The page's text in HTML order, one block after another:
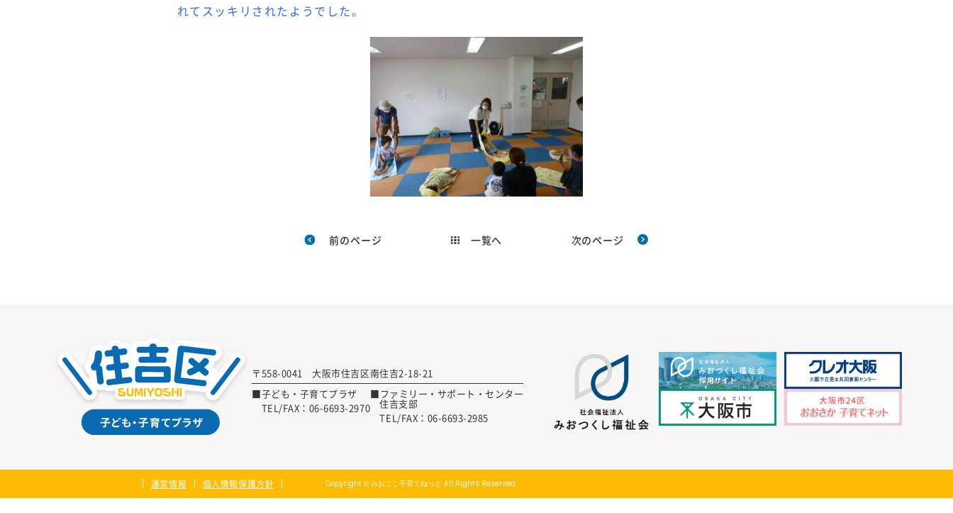
れてスッキリされたようでした。
前のページ 一覧へ 次のページ
〒558-0041 大阪市住吉区南住吉2-18-21
■子ども・子育てプラザ
TEL/FAX： 06-6693-2970
■ファミリー・サポート・センター
住吉支部
TEL/FAX： 06-6693-2985
運営情報 個人情報保護方針 Copyright © みおここ子育てねっと All Rights Reserved.